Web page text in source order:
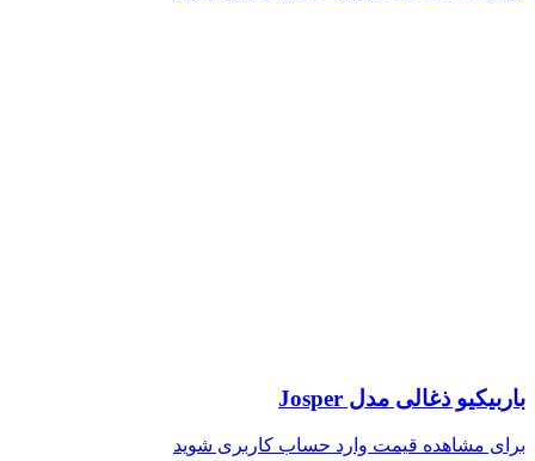
باربیکیو ذغالی مدل Josper
برای مشاهده قیمت وارد حساب کاربری شوید